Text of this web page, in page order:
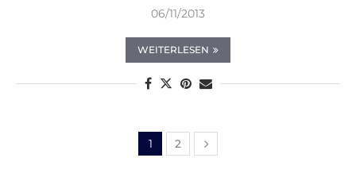
06/11/2013
WEITERLESEN
1 2